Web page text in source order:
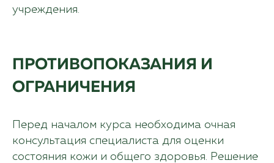
учреждения.
ПРОТИВОПОКАЗАНИЯ И
ОГРАНИЧЕНИЯ
Перед началом курса необходима очная
консультация специалиста для оценки
состояния кожи и общего здоровья. Решение
Оставьте свои контактные
в вашем городе.
+7